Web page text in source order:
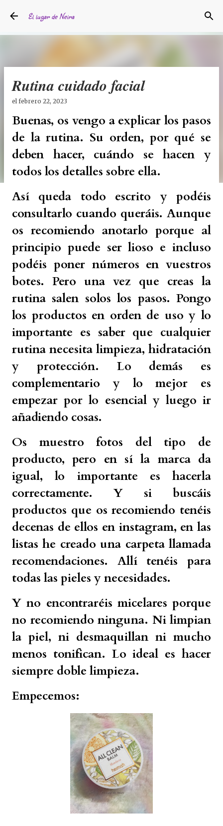
El lugar de Neira
Rutina cuidado facial
el febrero 22, 2023
Buenas, os vengo a explicar los pasos
de la rutina. Su orden, por qué se
deben hacer, cuándo se hacen y
todos los detalles sobre ella.
Así queda todo escrito y podéis
consultarlo cuando queráis. Aunque
os recomiendo anotarlo porque al
principio puede ser lioso e incluso
podéis poner números en vuestros
botes. Pero una vez que creas la
rutina salen solos los pasos. Pongo
los productos en orden de uso y lo
importante es saber que cualquier
rutina necesita limpieza, hidratación
y protección. Lo demás es
complementario y lo mejor es
empezar por lo esencial y luego ir
añadiendo cosas.
Os muestro fotos del tipo de
producto, pero en sí la marca da
igual, lo importante es hacerla
correctamente. Y si buscáis
productos que os recomiendo tenéis
decenas de ellos en instagram, en las
listas he creado una carpeta llamada
recomendaciones. Allí tenéis para
todas las pieles y necesidades.
Y no encontraréis micelares porque
no recomiendo ninguna. Ni limpian
la piel, ni desmaquillan ni mucho
menos tonifican. Lo ideal es hacer
siempre doble limpieza.
Empecemos: